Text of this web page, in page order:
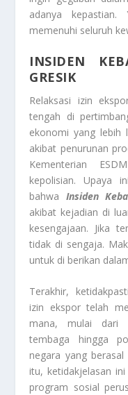
adanya kepastian.
memenuhi seluruh
INSIDEN
GRESIK
Relaksasi izin
tengah di
ekonomi yang lebih
akibat penurunan
Kementerian
kepolisian. Upaya
bahwa Insiden
akibat kejadian di
kesengajaan. Jika
tidak di sengaja.
untuk di berikan
Terakhir,
izin ekspor telah
mana, mulai dari
tembaga hingga
negara yang
itu, ketidakjelasan
program sosial